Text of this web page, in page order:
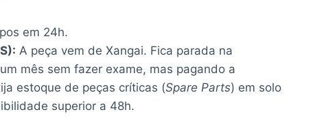
em 24h.
A peça vem de Xangai. Fica parada na
mês sem fazer exame, mas pagando a
estoque de peças críticas (Spare Parts) em solo
superior a 48h.